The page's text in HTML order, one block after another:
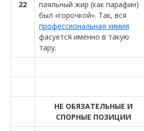
22
паяльный жир (как парафин)
был «горочкой». Так, вся
профессиональная химия
фасуется именно в такую
тару.
НЕ ОБЯЗАТЕЛЬНЫЕ И
СПОРНЫЕ ПОЗИЦИИ